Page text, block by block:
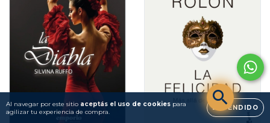
Al navegar por este sitio aceptás el uso de cookies para
agilizar tu experiencia de compra.
ENTENDIDO